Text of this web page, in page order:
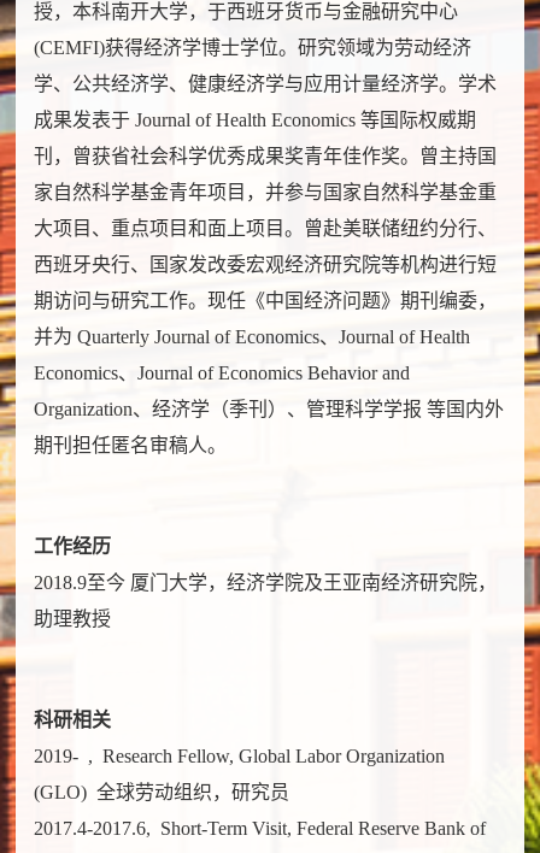
授，本科南开大学，于西班牙货币与金融研究中心
(CEMFI)获得经济学博士学位。研究领域为劳动经济
学、公共经济学、健康经济学与应用计量经济学。学术
成果发表于 Journal of Health Economics 等国际权威期
刊，曾获省社会科学优秀成果奖青年佳作奖。曾主持国
家自然科学基金青年项目，并参与国家自然科学基金重
大项目、重点项目和面上项目。曾赴美联储纽约分行、
西班牙央行、国家发改委宏观经济研究院等机构进行短
期访问与研究工作。现任《中国经济问题》期刊编委，
并为 Quarterly Journal of Economics、Journal of Health
Economics、Journal of Economics Behavior and
Organization、经济学（季刊）、管理科学学报 等国内外
期刊担任匿名审稿人。
工作经历
2018.9至今 厦门大学，经济学院及王亚南经济研究院，
助理教授
科研相关
2019- , Research Fellow, Global Labor Organization
(GLO) 全球劳动组织，研究员
2017.4-2017.6, Short-Term Visit, Federal Reserve Bank of